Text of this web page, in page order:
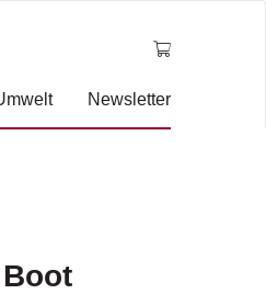
Newsletter